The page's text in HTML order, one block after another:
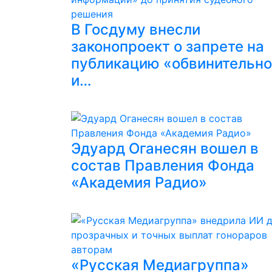
В Госдуму внесли
законопроект о запрете на
публикацию
и…
Эдуард Оганесян вошел в
состав Правления Фонда
«Академия Радио»
«Русская Медиагруппа»